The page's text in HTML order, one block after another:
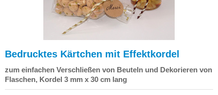
Bedrucktes Kärtchen mit Effektkordel
zum einfachen Verschließen von Beuteln und Dekorieren von
Flaschen, Kordel 3 mm x 30 cm lang